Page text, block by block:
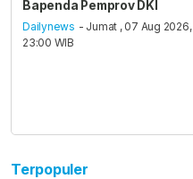
Bapenda Pemprov DKI
Dailynews - Jumat , 07 Aug 2026,
23:00 WIB
Terpopuler